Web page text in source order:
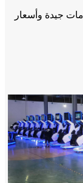
جيدة وأسعار